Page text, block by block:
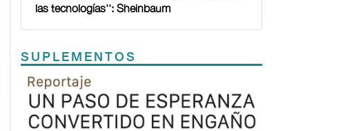
las tecnologías'': Sheinbaum
SUPLEMENTOS
Previous